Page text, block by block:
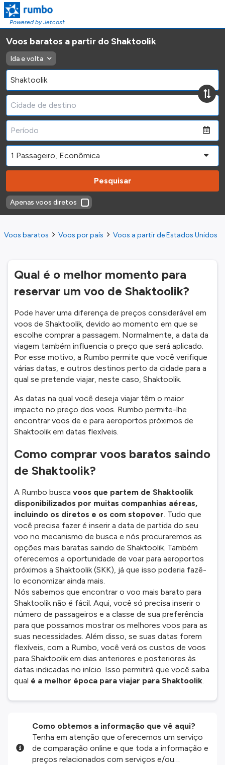
Powered by Jetcost
Voos baratos a partir do Shaktoolik
Ida e volta
Pesquisar
Apenas voos diretos
Voos baratos Voos por país Voos a partir de Estados Unidos
Qual é o melhor momento para
reservar um voo de Shaktoolik?
Pode haver uma diferença de preços considerável em
voos de Shaktoolik, devido ao momento em que se
escolhe comprar a passagem. Normalmente, a data da
viagem também influencia o preço que será aplicado.
Por esse motivo, a Rumbo permite que você verifique
várias datas, e outros destinos perto da cidade para a
qual se pretende viajar, neste caso, Shaktoolik.
As datas na qual você deseja viajar têm o maior
impacto no preço dos voos. Rumbo permite-lhe
encontrar voos de e para aeroportos próximos de
Shaktoolik em datas flexíveis.
Como comprar voos baratos saindo
de Shaktoolik?
A Rumbo busca voos que partem de Shaktoolik
disponibilizados por muitas companhias aéreas,
incluindo os diretos e os com stopover. Tudo que
você precisa fazer é inserir a data de partida do seu
voo no mecanismo de busca e nós procuraremos as
opções mais baratas saindo de Shaktoolik. Também
oferecemos a oportunidade de voar para aeroportos
próximos a Shaktoolik (SKK), já que isso poderia fazê-
lo economizar ainda mais.
Nós sabemos que encontrar o voo mais barato para
Shaktoolik não é fácil. Aqui, você só precisa inserir o
número de passageiros e a classe de sua preferência
para que possamos mostrar os melhores voos para as
suas necessidades. Além disso, se suas datas forem
flexíveis, com a Rumbo, você verá os custos de voos
para Shaktoolik em dias anteriores e posteriores às
datas indicadas no início. Isso permitirá que você saiba
qual é a melhor época para viajar para Shaktoolik.
Como obtemos a informação que vê aqui?
Tenha em atenção que oferecemos um serviço
de comparação online e que toda a informação e
preços relacionados com serviços e/ou